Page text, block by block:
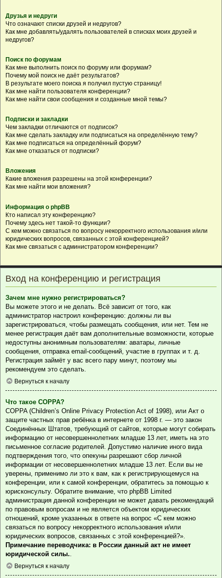
Друзья и недруги
Что означают списки друзей и недругов?
Как мне добавлять/удалять пользователей в списках моих друзей и
недругов?
Поиск по форумам
Как мне выполнить поиск по форуму или форумам?
Почему мой поиск не даёт результатов?
В результате моего поиска я получил пустую страницу!
Как мне найти пользователя конференции?
Как мне найти свои сообщения и созданные мной темы?
Подписки и закладки
Чем закладки отличаются от подписок?
Как мне сделать закладку или подписаться на определённую тему?
Как мне подписаться на определённый форум?
Как мне отказаться от подписки?
Вложения
Какие вложения разрешены на этой конференции?
Как мне найти мои вложения?
Информация о phpBB
Кто написал эту конференцию?
Почему здесь нет такой-то функции?
С кем можно связаться по вопросу некорректного использования и/или
юридических вопросов, связанных с этой конференцией?
Как мне связаться с администратором конференции?
Вход на конференцию и регистрация
Зачем мне нужно регистрироваться?
Вы можете этого и не делать. Всё зависит от того, как
администратор настроил конференцию: должны ли вы
зарегистрироваться, чтобы размещать сообщения, или нет. Тем не
менее регистрация даёт вам дополнительные возможности, которые
недоступны анонимным пользователям: аватары, личные
сообщения, отправка email-сообщений, участие в группах и т. д.
Регистрация займёт у вас всего пару минут, поэтому мы
рекомендуем это сделать.
Вернуться к началу
Что такое COPPA?
COPPA (Children’s Online Privacy Protection Act of 1998), или Акт о
защите частных прав ребёнка в интернете от 1998 г. — это закон
Соединённых Штатов, требующий от сайтов, которые могут собирать
информацию от несовершеннолетних младше 13 лет, иметь на это
письменное согласие родителей. Допустимо наличие иного вида
подтверждения того, что опекуны разрешают сбор личной
информации от несовершеннолетних младше 13 лет. Если вы не
уверены, применимо ли это к вам, как к регистрирующемуся на
конференции, или к самой конференции, обратитесь за помощью к
юрисконсульту. Обратите внимание, что phpBB Limited
администрация данной конференции не может давать рекомендаций
по правовым вопросам и не является объектом юридических
отношений, кроме указанных в ответе на вопрос «С кем можно
связаться по вопросу некорректного использования и/или
юридических вопросов, связанных с этой конференцией?».
Примечание переводчика: в России данный акт не имеет
юридической силы..
Вернуться к началу